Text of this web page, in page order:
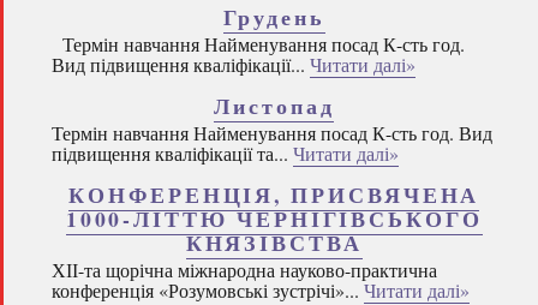
Грудень
Термін навчання Найменування посад К-сть год.
Вид підвищення кваліфікації... Читати далі»
Листопад
Термін навчання Найменування посад К-сть год. Вид
підвищення кваліфікації та... Читати далі»
КОНФЕРЕНЦІЯ, ПРИСВЯЧЕНА
1000-ЛІТТЮ ЧЕРНІГІВСЬКОГО
КНЯЗІВСТВА
ХІІ-та щорічна міжнародна науково-практична
конференція «Розумовські зустрічі»... Читати далі»